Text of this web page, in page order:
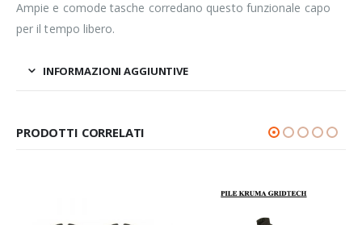
Ampie e comode tasche corredano questo funzionale capo
per il tempo libero.
INFORMAZIONI AGGIUNTIVE
PRODOTTI CORRELATI